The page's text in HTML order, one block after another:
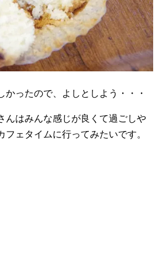
かったので、よしとしよう・・・
んはみんな感じが良くて過ごしや
ェタイムに行ってみたいです。